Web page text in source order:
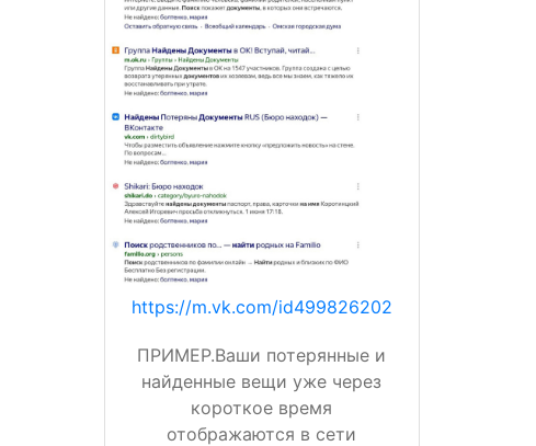
https://m.vk.com/id499826202
ПРИМЕР.Ваши потерянные и
найденные вещи уже через
короткое время
отображаются в сети